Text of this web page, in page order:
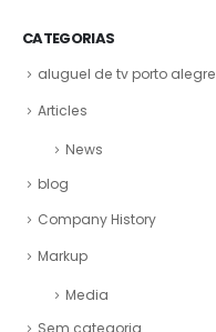
CATEGORIAS
aluguel de tv porto alegre
Articles
News
blog
Company History
Markup
Media